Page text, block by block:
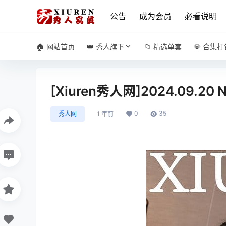
公告 成为会员 必看说明
🏠 网站首页 👑 秀人旗下 📁 精选单套 💎 合集打
[Xiuren秀人网]2024.09.20
秀人网 1 年前 0 35